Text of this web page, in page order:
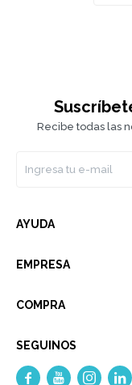
Recibe todas las
AYUDA
EMPRESA
COMPRA
SEGUINOS
   